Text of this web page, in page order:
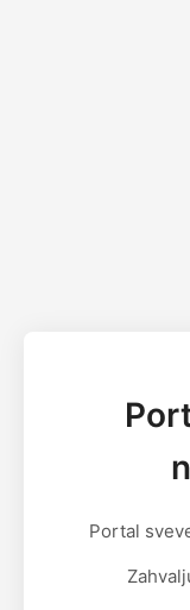
Portal